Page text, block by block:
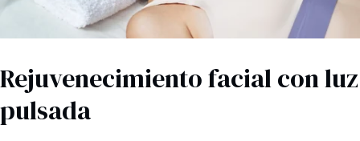
Rejuvenecimiento facial con luz
pulsada